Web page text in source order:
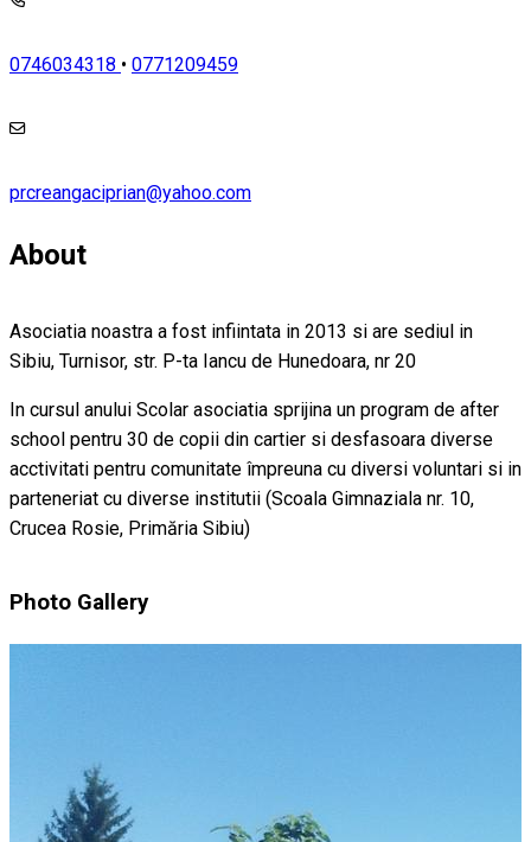
0746034318 • 0771209459
prcreangaciprian@yahoo.com
About
Asociatia noastra a fost infiintata in 2013 si are sediul in
Sibiu, Turnisor, str. P-ta Iancu de Hunedoara, nr 20
In cursul anului Scolar asociatia sprijina un program de after
school pentru 30 de copii din cartier si desfasoara diverse
acctivitati pentru comunitate împreuna cu diversi voluntari si in
parteneriat cu diverse institutii (Scoala Gimnaziala nr. 10,
Crucea Rosie, Primăria Sibiu)
Photo Gallery